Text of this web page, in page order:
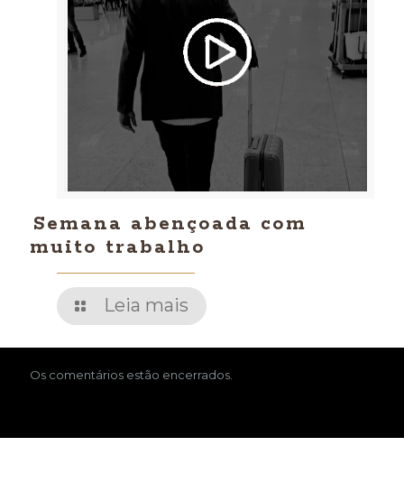
Semana abençoada com
muito trabalho
Leia mais
Os comentários estão encerrados.